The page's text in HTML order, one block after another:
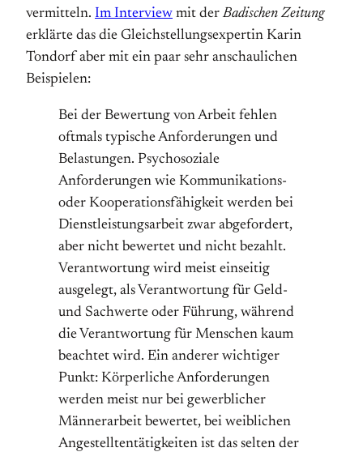
vermitteln. Im Interview mit derBadischen Zeitung
erklärte das die Gleichstellungsexpertin Karin
Tondorf aber mit ein paar sehr anschaulichen
Beispielen:
Bei der Bewertung von Arbeit fehlen
oftmals typische Anforderungen und
Belastungen. Psychosoziale
Anforderungen wie Kommunikations-
oder Kooperationsfähigkeit werden bei
Dienstleistungsarbeit zwar abgefordert,
aber nicht bewertet und nicht bezahlt.
Verantwortung wird meist einseitig
ausgelegt, als Verantwortung für Geld-
und Sachwerte oder Führung, während
die Verantwortung für Menschen kaum
beachtet wird. Ein anderer wichtiger
Punkt: Körperliche Anforderungen
werden meist nur bei gewerblicher
Männerarbeit bewertet, bei weiblichen
Angestelltentätigkeiten ist das selten der